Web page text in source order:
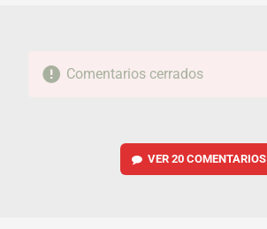
Comentarios cerrados
VER 20 COMENTARIOS